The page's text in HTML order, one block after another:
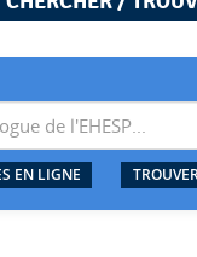
EN LIGNE